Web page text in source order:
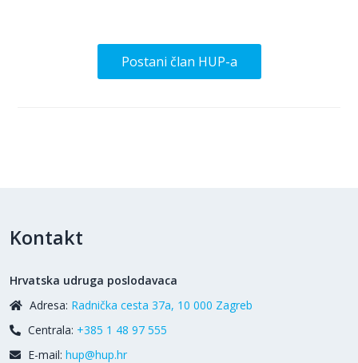
Postani član HUP-a
Kontakt
Hrvatska udruga poslodavaca
Adresa: Radnička cesta 37a, 10 000 Zagreb
Centrala: +385 1 48 97 555
E-mail: hup@hup.hr